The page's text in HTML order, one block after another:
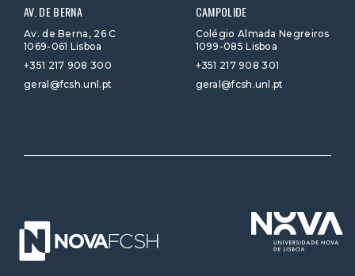
AV. DE BERNA
Av. de Berna, 26 C
1069-061 Lisboa
+351 217 908 300
geral@fcsh.unl.pt
CAMPOLIDE
Colégio Almada Negreiros
1099-085 Lisboa
+351 217 908 301
geral@fcsh.unl.pt